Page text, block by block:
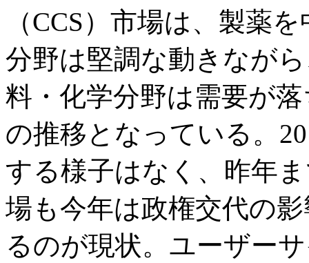
（CCS）市場は、製薬
分野は堅調な動きなが
料・化学分野は需要が
の推移となっている。
する様子はなく、昨年
場も今年は政権交代の
るのが現状。ユーザー